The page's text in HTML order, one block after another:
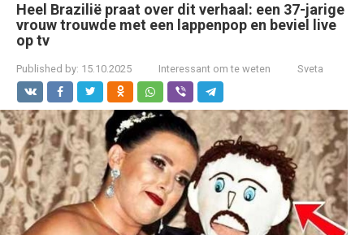
Heel Brazilië praat over dit verhaal: een 37-jarige
vrouw trouwde met een lappenpop en beviel live
op tv
Published by: 15.10.2025 Interessant om te weten Sveta